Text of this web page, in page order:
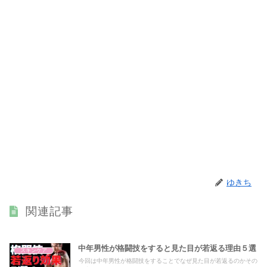
ゆきち
関連記事
スキンケア 中年男性が格闘技をすると見た目が若返る理由５選
今回は中年男性が格闘技をすることでなぜ見た目が若返るのかその